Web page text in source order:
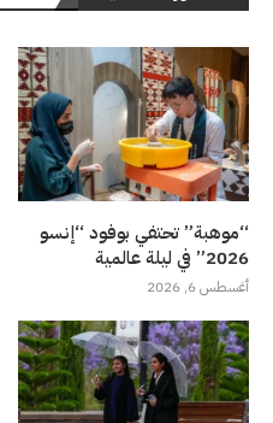
“موهبة” تحتفي بوفود “إنسو
2026” في ليلة عالمية
أغسطس 6, 2026